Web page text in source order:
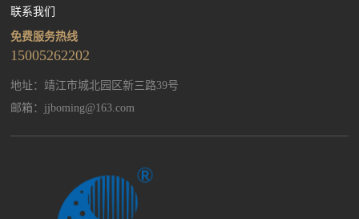
联系我们
免费服务热线
15005262202
地址：靖江市城北园区新三路39号
邮箱： jjboming@163.com